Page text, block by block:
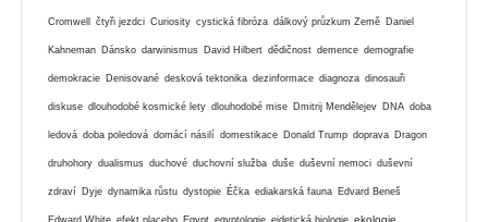
Cromwell čtyři jezdci Curiosity cystická fibróza dálkový průzkum Země Daniel
Kahneman Dánsko darwinismus David Hilbert dědičnost demence demografie
demokracie Denisované desková tektonika dezinformace diagnoza dinosauři
diskuse dlouhodobé kosmické lety dlouhodobé mise Dmitrij Mendělejev DNA doba
ledová doba poledová domácí násilí domestikace Donald Trump doprava Dragon
druhohory dualismus duchové duchovní služba duše duševní nemoci duševní
zdraví Dyje dynamika růstu dystopie Éčka ediakarská fauna Edvard Beneš
Edward White efekt placebo Egypt egyptologie eidetická biologie ekologie